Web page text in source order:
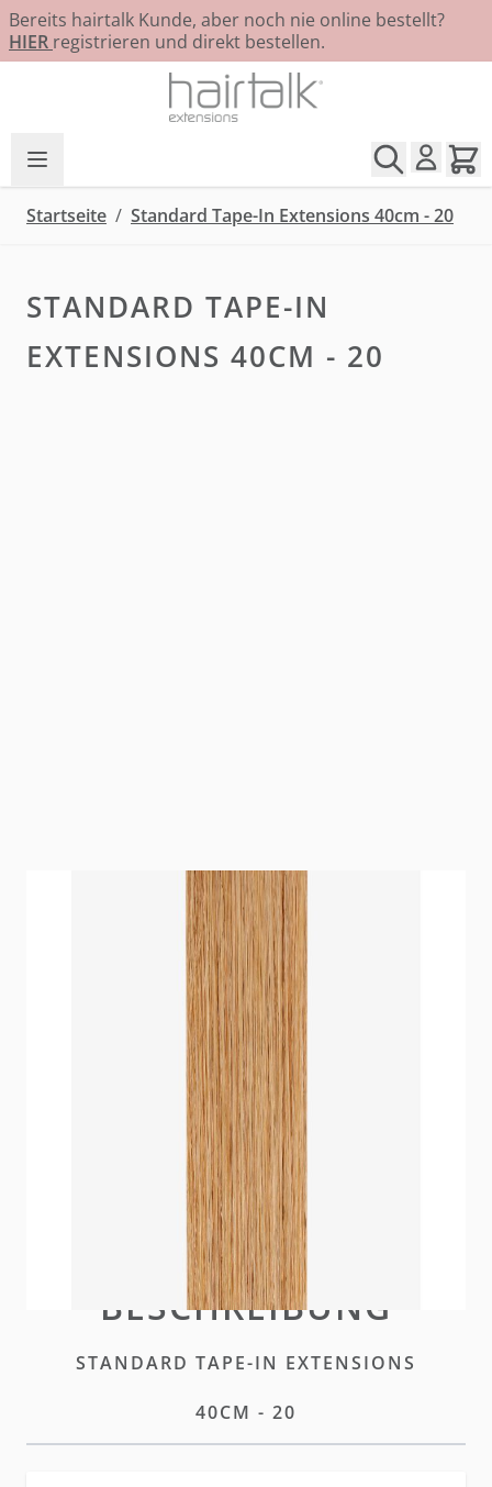
Bereits hairtalk Kunde, aber noch nie online bestellt?
HIER registrieren und direkt bestellen.
Startseite / Standard Tape-In Extensions 40cm - 20
STANDARD TAPE-IN
EXTENSIONS 40CM - 20
Unsere neuen und verbesserten hairtalk Standard
Tape Extensions bieten denselben diskreten Look
mit optimierter Leistung und höherer Haltbarkeit.
oderein Konto erstellen
BESCHREIBUNG
STANDARD TAPE-IN EXTENSIONS
40CM - 20